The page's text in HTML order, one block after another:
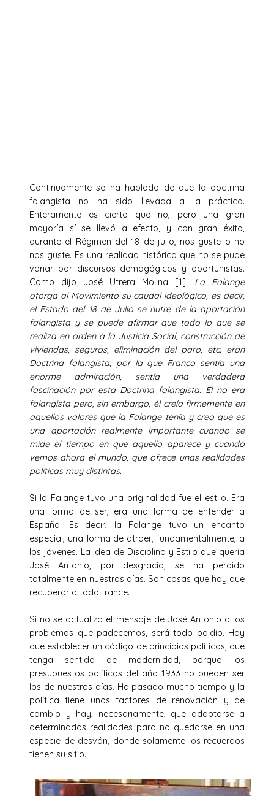
Continuamente se ha hablado de que la doctrina
falangista no ha sido llevada a la práctica.
Enteramente es cierto que no, pero una gran
mayoría sí se llevó a efecto, y con gran éxito,
durante el Régimen del 18 de julio, nos guste o no
nos guste. Es una realidad histórica que no se pude
variar por discursos demagógicos y oportunistas.
Como dijo José Utrera Molina [1]: La Falange
otorga al Movimiento su caudal ideológico, es decir,
el Estado del 18 de Julio se nutre de la aportación
falangista y se puede afirmar que todo lo que se
realiza en orden a la Justicia Social, construcción de
viviendas, seguros, eliminación del paro, etc. eran
Doctrina falangista, por la que Franco sentía una
enorme admiración, sentía una verdadera
fascinación por esta Doctrina falangista. Él no era
falangista pero, sin embargo, él creía firmemente en
aquellos valores que la Falange tenía y creo que es
una aportación realmente importante cuando se
mide el tiempo en que aquello aparece y cuando
vemos ahora el mundo, que ofrece unas realidades
políticas muy distintas.
Si la Falange tuvo una originalidad fue el estilo. Era
una forma de ser, era una forma de entender a
España. Es decir, la Falange tuvo un encanto
especial, una forma de atraer, fundamentalmente, a
los jóvenes. La idea de Disciplina y Estilo que quería
José Antonio, por desgracia, se ha perdido
totalmente en nuestros días. Son cosas que hay que
recuperar a todo trance.
Si no se actualiza el mensaje de José Antonio a los
problemas que padecemos, será todo baldío. Hay
que establecer un código de principios políticos, que
tenga sentido de modernidad, porque los
presupuestos políticos del año 1933 no pueden ser
los de nuestros días. Ha pasado mucho tiempo y la
política tiene unos factores de renovación y de
cambio y hay, necesariamente, que adaptarse a
determinadas realidades para no quedarse en una
especie de desván, donde solamente los recuerdos
tienen su sitio.